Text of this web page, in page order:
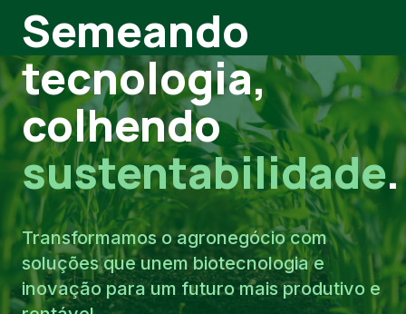
Semeando
tecnologia,
colhendo
sustentabilidade.
Transformamos o agronegócio com
soluções que unem biotecnologia e
inovação para um futuro mais produtivo e